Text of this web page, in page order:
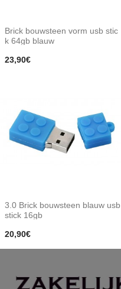
Brick bouwsteen vorm usb stic
k 64gb blauw
23,90€
3.0 Brick bouwsteen blauw usb
stick 16gb
20,90€